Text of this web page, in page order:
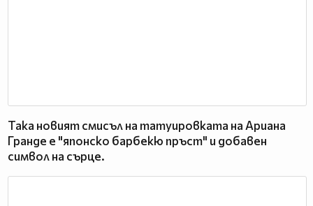
Така новият смисъл на татуировката на Ариана
Гранде е "японско барбекю пръст" и добавен
символ на сърце.